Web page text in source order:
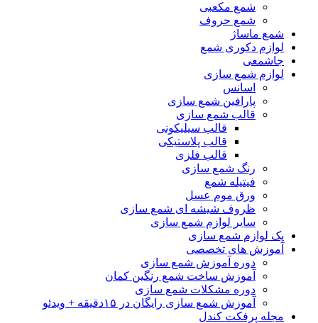
شمع مکعبی
شمع حروف
شمع ماساژ
لوازم دکوری شمع
جاشمعی
لوازم شمع سازی
اسانس
پارافین شمع سازی
قالب شمع سازی
قالب سیلیکونی
قالب پلاستیکی
قالب فلزی
رنگ شمع سازی
فیتیله شمع
ورق موم عسل
ظروف شیشه ای شمع سازی
سایر لوازم شمع سازی
پک لوازم شمع سازی
آموزش های تخصصی
دوره آموزش شمع سازی
آموزش ساخت شمع رنگین کمان
دوره مشکلات شمع سازی
آموزش شمع سازی رایگان در ۱۵دقیقه + ویدئو
مجله پرفکت کندل